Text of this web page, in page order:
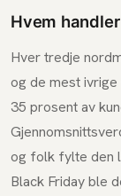
Hvem
Hver tredje
og de mest ivrige
35 prosent av
og folk fylte den
Black Friday ble